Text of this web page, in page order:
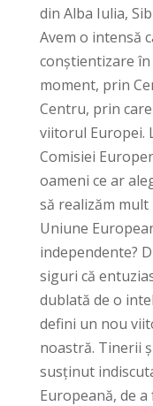
din Alba Iulia,
Avem o intensă
conștientizare
moment, prin
Centru, prin
viitorul Europei.
Comisiei
oameni ce ar
să realizăm
Uniune
independente?
siguri că
dublată de o
defini un nou
noastră. Tinerii
susținut
Europeană, de